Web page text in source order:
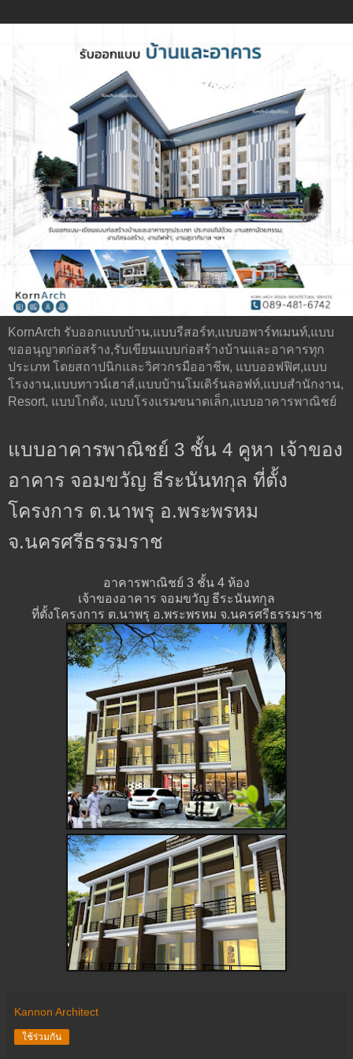
KornArch รับออกแบบบ้าน,แบบรีสอร์ท,แบบอพาร์ทเมนท์,แบบ
ขออนุญาตก่อสร้าง,รับเขียนแบบก่อสร้างบ้านและอาคารทุก
ประเภท โดยสถาปนิกและวิศวกรมืออาชีพ, แบบออฟฟิศ,แบบ
โรงงาน,แบบทาวน์เฮาส์,แบบบ้านโมเดิร์นลอฟท์,แบบสำนักงาน,
Resort, แบบโกดัง, แบบโรงแรมขนาดเล็ก,แบบอาคารพาณิชย์
แบบอาคารพาณิชย์ 3 ชั้น 4 คูหา เจ้าของ
อาคาร จอมขวัญ ธีระนันทกุล ที่ตั้ง
โครงการ ต.นาพรุ อ.พระพรหม
จ.นครศรีธรรมราช
อาคารพาณิชย์ 3 ชั้น 4 ห้อง
เจ้าของอาคาร จอมขวัญ ธีระนันทกุล
ที่ตั้งโครงการ ต.นาพรุ อ.พระพรหม จ.นครศรีธรรมราช
Kannon Architect
ใช้ร่วมกัน